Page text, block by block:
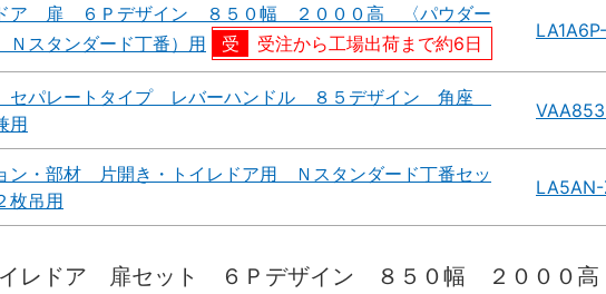
ア 扉 ６Ｐデザイン ８５０幅 ２０００高 〈パウダー
スタンダード丁番）用
受注から工場出荷まで約6日
セパレートタイプ レバーハンドル ８５デザイン 角座
用
・部材 片開き・トイレドア用 Ｎスタンダード丁番セッ
吊用
レドア 扉セット ６Ｐデザイン ８５０幅 ２０００